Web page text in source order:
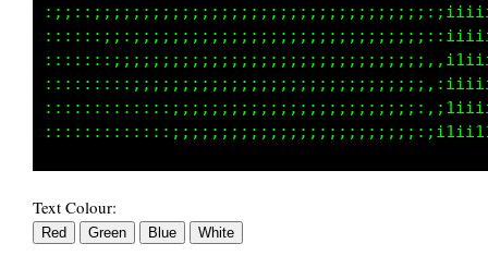
Text Colour: